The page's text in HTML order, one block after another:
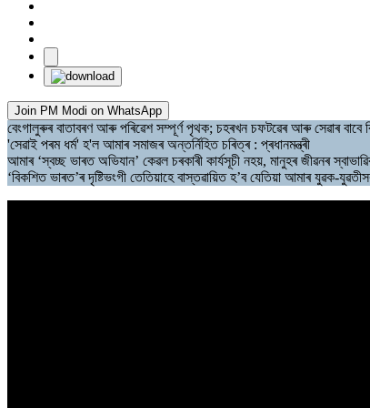
Join PM Modi on WhatsApp
বেংগালুৰুৰ বাতাবৰণ আৰু পৰিৱেশ সম্পূৰ্ণ পৃথক; চহৰখন চফটৱেৰ আৰু সেৱাৰ বাবে
'সেৱাই পৰম ধৰ্ম' হ'ল আমাৰ সমাজৰ অন্তৰ্নিহিত চৰিত্ৰ : প্ৰধানমন্ত্ৰী
আমাৰ ‘স্বচ্ছ ভাৰত অভিযান’ কেৱল চৰকাৰী কাৰ্যসূচী নহয়, মানুহৰ জীৱনৰ
‘বিকশিত ভাৰত’ৰ দৃষ্টিভংগী তেতিয়াহে বাস্তৱায়িত হ’ব যেতিয়া আমাৰ যুৱক-